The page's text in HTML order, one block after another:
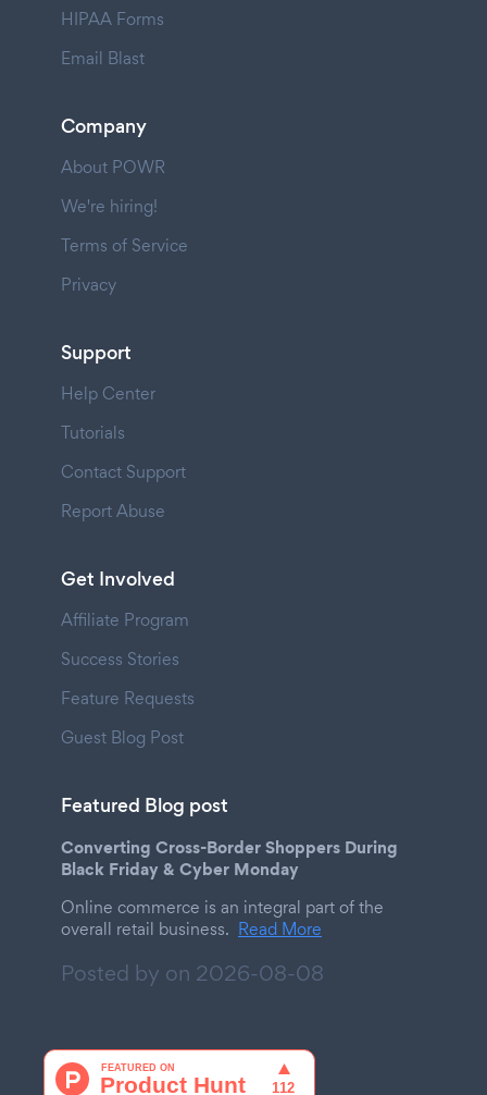
HIPAA Forms
Email Blast
Company
About POWR
We're hiring!
Terms of Service
Privacy
Support
Help Center
Tutorials
Contact Support
Report Abuse
Get Involved
Affiliate Program
Success Stories
Feature Requests
Guest Blog Post
Featured Blog post
Converting Cross-Border Shoppers During
Black Friday & Cyber Monday
Online commerce is an integral part of the
overall retail business. Read More
Posted by on 2026-08-08